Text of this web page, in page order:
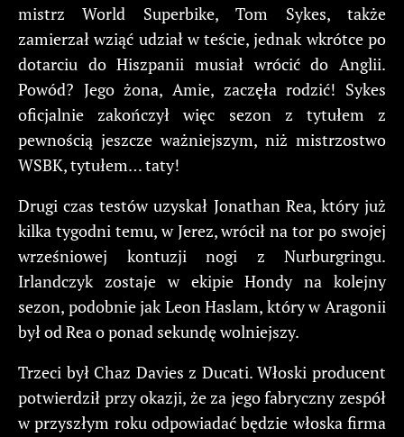
mistrz World Superbike, Tom Sykes, także
zamierzał wziąć udział w teście, jednak wkrótce po
dotarciu do Hiszpanii musiał wrócić do Anglii.
Powód? Jego żona, Amie, zaczęła rodzić! Sykes
oficjalnie zakończył więc sezon z tytułem z
pewnością jeszcze ważniejszym, niż mistrzostwo
WSBK, tytułem… taty!
Drugi czas testów uzyskał Jonathan Rea, który już
kilka tygodni temu, w Jerez, wrócił na tor po swojej
wrześniowej kontuzji nogi z Nurburgringu.
Irlandczyk zostaje w ekipie Hondy na kolejny
sezon, podobnie jak Leon Haslam, który w Aragonii
był od Rea o ponad sekundę wolniejszy.
Trzeci był Chaz Davies z Ducati. Włoski producent
potwierdził przy okazji, że za jego fabryczny zespół
w przyszłym roku odpowiadać będzie włoska firma